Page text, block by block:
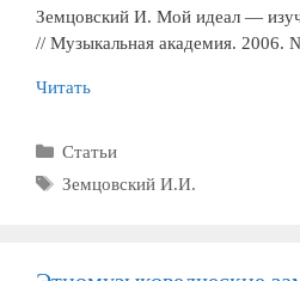
Земцовский И. Мой идеал —
// Музыкальная академия. 2006.
Читать
Рубрики
Статьи
Метки
Земцовский И.И.